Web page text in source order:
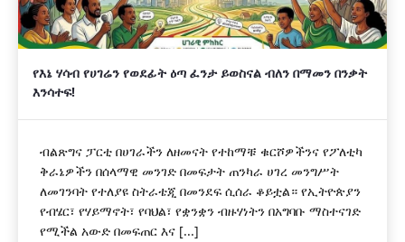
የእኔ ሃሳብ የሀገሬን የወደፊት ዕጣ ፈንታ ይወስናል ብለን በማመን በንቃት
እንሳተፍ!
ብልጽግና ፓርቲ በሀገራችን ለዘመናት የተከማቹ ቁርሾዎችንና የፖለቲካ
ቅራኔዎችን በሰላማዊ መንገድ በመፍታት ጠንካራ ሀገረ መንግሥት
ለመገንባት የተለያዩ ስትራቴጂ በመንደፍ ሲሰራ ቆይቷል። የኢትዮጵያን
የብሄር፣ የሃይማኖት፣ የባህል፣ የቋንቋን ብዙሃነትን በአግባቡ ማስተናገድ
የሚችል አውድ በመፍጠር እና [...]